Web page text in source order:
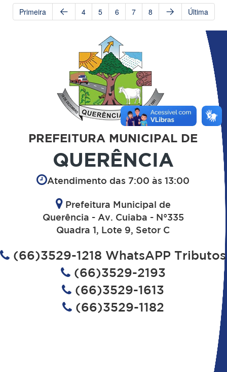
Primeira 4 5 6 7 8 Última
PREFEITURA MUNICIPAL DE
QUERÊNCIA
Atendimento das 7:00 às 13:00
Prefeitura Municipal de
Querência - Av. Cuiaba - N°335
Quadra 1, Lote 9, Setor C
(66)3529-1218 WhatsAPP Tributos
(66)3529-2193
(66)3529-1613
(66)3529-1182